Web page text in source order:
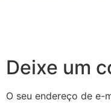
Deixe um
O seu endereço de e-